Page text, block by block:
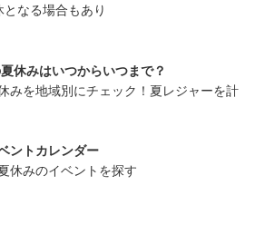
なる場合もあり
休みはいつからいつまで？
みを地域別にチェック！夏レジャーを計
ントカレンダー
休みのイベントを探す